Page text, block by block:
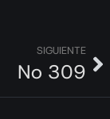
SIGUIENTE
No 309